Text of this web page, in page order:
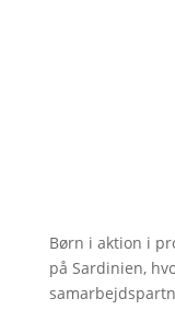
Børn i aktion i
på Sardinien,